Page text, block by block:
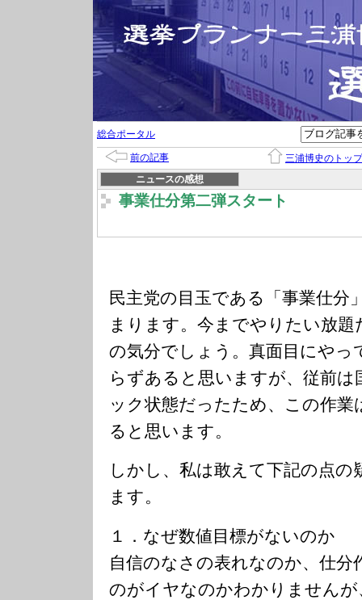
総合ポータル
前の記事
三浦博史のトップ
ニュースの感想
事業仕分第二弾スタート
民主党の目玉である「事業仕分
まります。今までやりたい放
の気分でしょう。真面目にや
らずあると思いますが、従前
ック状態だったため、この作
ると思います。
しかし、私は敢えて下記の点
ます。
１．なぜ数値目標がないのか
自信のなさの表れなのか、仕分
のがイヤなのかわかりませんが